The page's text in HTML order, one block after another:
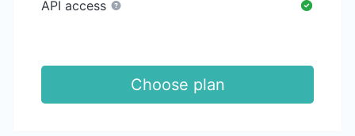
API access
Choose plan